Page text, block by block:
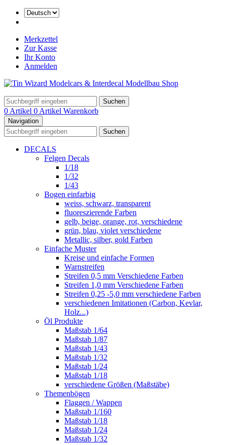
Merkzettel
Zur Kasse
Ihr Konto
Anmelden
Suchen
0 Artikel 0 Artikel Warenkorb
Navigation
Suchen
DECALS
Felgen Decals
1/18
1/32
1/43
Bogen einfarbig
weiss, schwarz, transparent
fluoreszierende Farben
gelb, beige, orange, rot, verschiedene
grün, blau, violet verschiedene
Metallic, silber, gold Farben
Einfache Muster
Kreise und einfache Formen
Warnstreifen
Streifen 0,5 mm Verschiedene Farben
Streifen 1,0 mm Verschiedene Farben
Streifen 0,25 -5,0 mm verschiedene Farben
verschiedenen Imitationen (Carbon, Kevlar,
Holz...)
Öl Produkte
Maßstab 1/64
Maßstab 1/87
Maßstab 1/43
Maßstab 1/32
Maßstab 1/24
Maßstab 1/18
verschiedene Größen (Maßstäbe)
Themenbögen
Flaggen / Wappen
Maßstab 1/160
Maßstab 1/18
Maßstab 1/24
Maßstab 1/32